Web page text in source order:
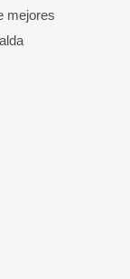
mejores